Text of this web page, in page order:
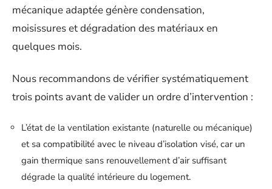
mécanique adaptée génère condensation,
moisissures et dégradation des matériaux en
quelques mois.
Nous recommandons de vérifier systématiquement
trois points avant de valider un ordre d’intervention :
L’état de la ventilation existante (naturelle ou mécanique)
et sa compatibilité avec le niveau d’isolation visé, car un
gain thermique sans renouvellement d’air suffisant
dégrade la qualité intérieure du logement.